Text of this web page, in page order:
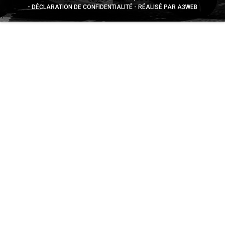
DÉCLARATION DE CONFIDENTIALITÉ
RÉALISÉ PAR A3WEB